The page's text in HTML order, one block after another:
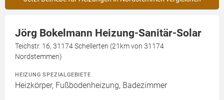
Jörg Bokelmann Heizung-Sanitär-Solar
Teichstr. 16, 31174 Schellerten (21km von 31174
Nordstemmen)
HEIZUNG SPEZIALGEBIETE
Heizkörper, Fußbodenheizung, Badezimmer